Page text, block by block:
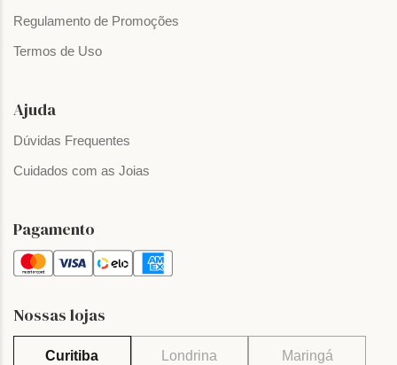
Regulamento de Promoções
Termos de Uso
Ajuda
Dúvidas Frequentes
Cuidados com as Joias
Pagamento
Nossas lojas
Curitiba Londrina Maringá